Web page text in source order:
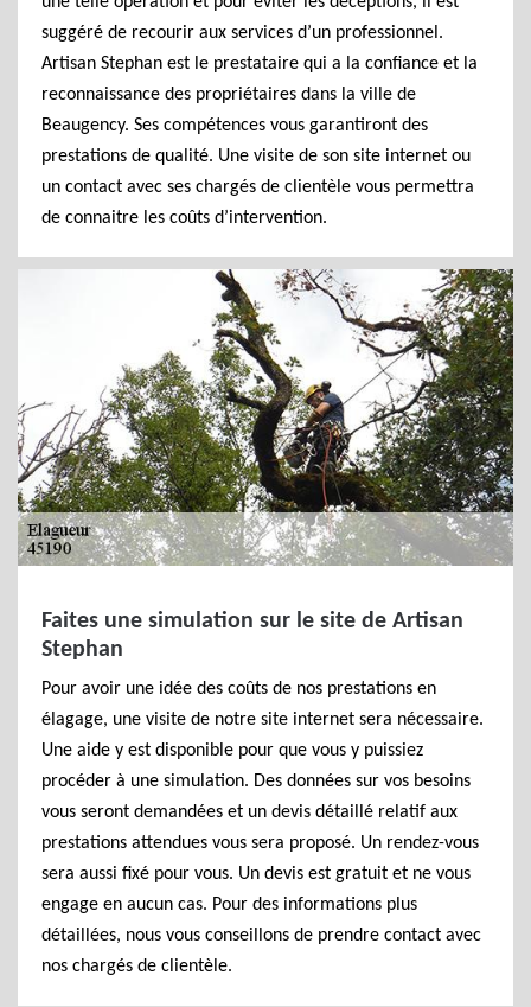
suggéré de recourir aux services d’un professionnel.
Artisan Stephan est le prestataire qui a la confiance et la
reconnaissance des propriétaires dans la ville de
Beaugency. Ses compétences vous garantiront des
prestations de qualité. Une visite de son site internet ou
un contact avec ses chargés de clientèle vous permettra
de connaitre les coûts d’intervention.
Faites une simulation sur le site de Artisan
Stephan
Pour avoir une idée des coûts de nos prestations en
élagage, une visite de notre site internet sera nécessaire.
Une aide y est disponible pour que vous y puissiez
procéder à une simulation. Des données sur vos besoins
vous seront demandées et un devis détaillé relatif aux
prestations attendues vous sera proposé. Un rendez-vous
sera aussi fixé pour vous. Un devis est gratuit et ne vous
engage en aucun cas. Pour des informations plus
détaillées, nous vous conseillons de prendre contact avec
nos chargés de clientèle.